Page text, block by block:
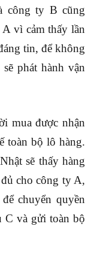
công ty B cũng
vì cảm thấy lần
tin, để không
phát hành vận
mua được nhận
toàn bộ lô hàng.
sẽ thấy hàng
cho công ty A,
chuyển quyền
C và gửi toàn bộ